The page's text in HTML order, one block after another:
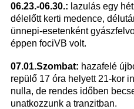
06.23.-06.30.: lazulás egy
délelőtt kerti medence,
ünnepi-esetenként
éppen fociVB volt.
07.01.Szombat: hazafelé
repülő 17 óra helyett 21-kor
nulla, de rendes időben
unatkozzunk a tranzitban.